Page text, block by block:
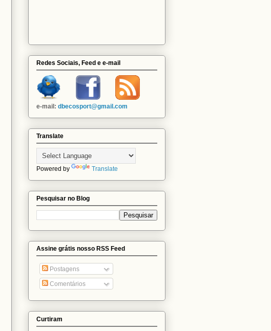
Redes Sociais, Feed e e-mail
e-mail: dbecosport@gmail.com
Translate
Powered by Translate
Pesquisar no Blog
Assine grátis nosso RSS Feed
Postagens
Comentários
Curtiram